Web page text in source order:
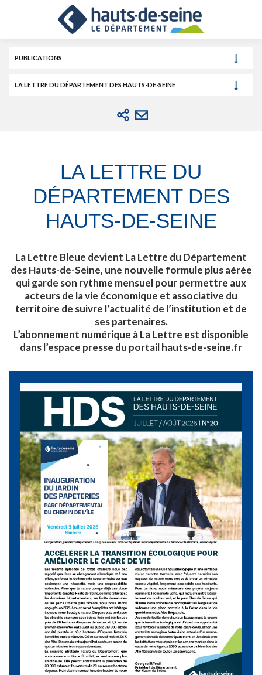
PUBLICATIONS
LA LETTRE DU DÉPARTEMENT DES HAUTS-DE-SEINE
LA LETTRE DU
DÉPARTEMENT DES
HAUTS-DE-SEINE
La Lettre Bleue devient La Lettre du Département
des Hauts-de-Seine, une nouvelle formule plus aérée
qui garde son rythme mensuel pour permettre aux
acteurs de la vie économique et associative du
territoire de suivre l’actualité de l’institution et de
ses partenaires.
L’abonnement numérique à La Lettre est disponible
dans l’espace presse du portail hauts-de-seine.fr
Cookies et traceurs utilisés sur ce site.